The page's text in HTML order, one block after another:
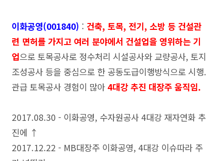
이화공영(001840) : 건축, 토목, 전기, 소방 등 건설관
련 면허를 가지고 여러 분야에서 건설업을 영위하는 기
업으로 토목공사로 정수처리 시설공사와 교량공사, 토지
조성공사 등을 중심으로 한 공동도급이행방식으로 시행.
관급 토목공사 경험이 많아 4대강 추진 대장주 움직임.
2017.08.30 - 이화공영, 수자원공사 4대강 재자연화 추
진에 ↑
2017.12.22 - MB대장주 이화공영, 4대강 이슈따라 주